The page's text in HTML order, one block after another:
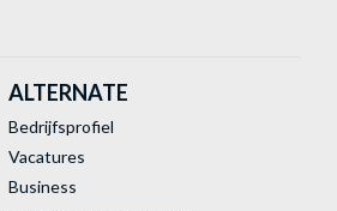
ALTERNATE
Bedrijfsprofiel
Vacatures
Business